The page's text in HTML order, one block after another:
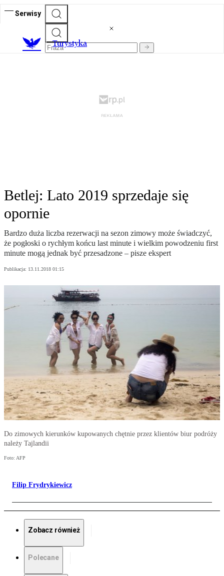
Serwisy
Turystyka
Betlej: Lato 2019 sprzedaje się
opornie
Bardzo duża liczba rezerwacji na sezon zimowy może świadczyć,
że pogłoski o rychłym końcu last minute i wielkim powodzeniu first
minute mogą jednak być przesadzone – pisze ekspert
Publikacja: 13.11.2018 01:15
Do zimowych kierunków kupowanych chętnie przez klientów biur podróży
należy Tajlandii
Foto: AFP
Filip Frydrykiewicz
Zobacz również
Polecane